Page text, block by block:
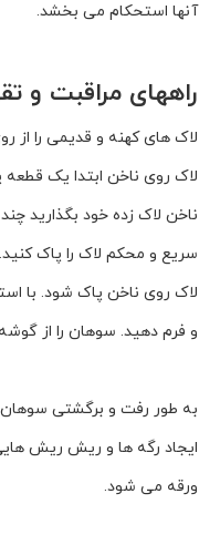
آنها استحکام مى بخشد.
راههای مراقبت و
لاک هاى کهنه و قدیمى را از
لاک روى ناخن ابتدا یک
ناخن لاک زده خود بگذارید
سریع و محکم لاک را پاک کنید.
لاک روى ناخن پاک شود. با
و فرم دهید. سوهان را از
به طور رفت و برگشتى سوهان
ایجاد رگه ها و ریش ریش
ورقه مى شود.